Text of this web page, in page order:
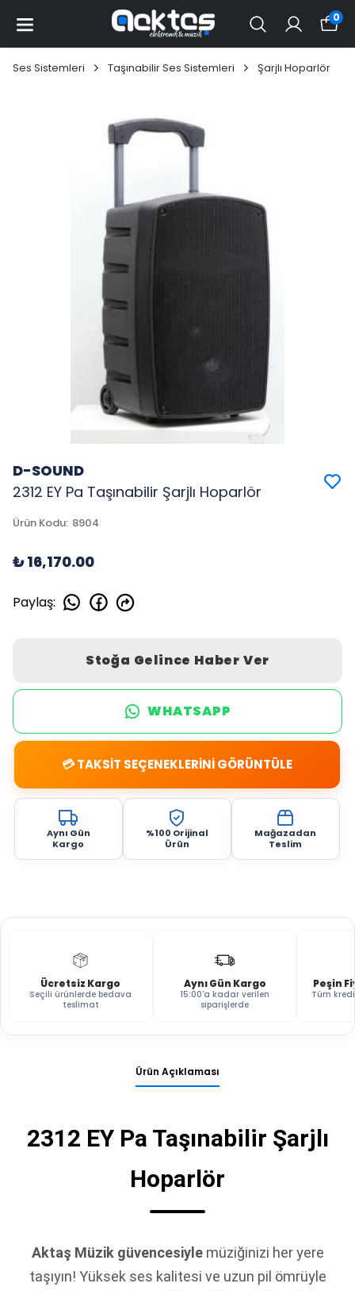
0
Ses Sistemleri Taşınabilir Ses Sistemleri Şarjlı Hoparlör
D-SOUND
2312 EY Pa Taşınabilir Şarjlı Hoparlör
Ürün Kodu: 8904
₺ 16,170.00
Paylaş:
Stoğa Gelince Haber Ver
WHATSAPP
💳 TAKSİT SEÇENEKLERİNİ GÖRÜNTÜLE
Aynı Gün
Kargo
%100 Orijinal
Ürün
Mağazadan
Teslim
Ücretsiz Kargo
Seçili ürünlerde bedava
teslimat
Aynı Gün Kargo
15:00'a kadar verilen
siparişlerde
Peşin
Tüm
Ürün Açıklaması
2312 EY Pa Taşınabilir Şarjlı
Hoparlör
Aktaş Müzik güvencesiylemüziğinizi her yere
taşıyın! Yüksek ses kalitesi ve uzun pil ömrüyle